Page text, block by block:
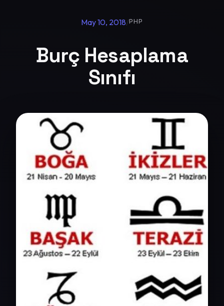
May 10, 2018/PHP
Burç Hesaplama
Sınıfı